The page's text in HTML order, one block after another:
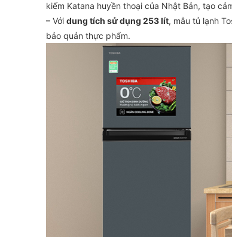
kiếm Katana huyền thoại của Nhật Bản, tạo
– Với dung tích sử dụng 253 lít, mẫu tủ lạnh
bảo quản thực phẩm.